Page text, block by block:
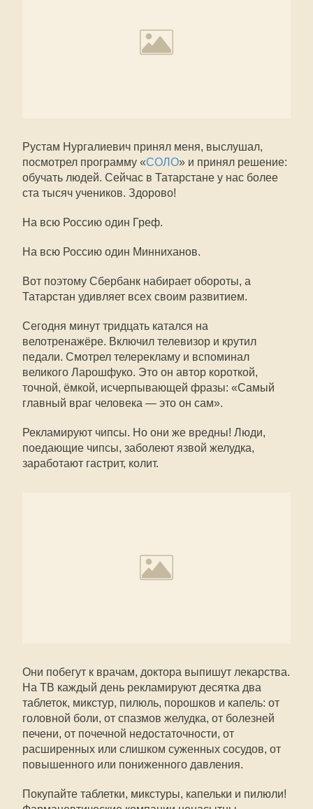
Рустам Нургалиевич принял меня, выслушал,
посмотрел программу «СОЛО» и принял решение:
обучать людей. Сейчас в Татарстане у нас более
ста тысяч учеников. Здорово!
На всю Россию один Греф.
На всю Россию один Минниханов.
Вот поэтому Сбербанк набирает обороты, а
Татарстан удивляет всех своим развитием.
Сегодня минут тридцать катался на
велотренажёре. Включил телевизор и крутил
педали. Смотрел телерекламу и вспоминал
великого Ларошфуко. Это он автор короткой,
точной, ёмкой, исчерпывающей фразы: «Самый
главный враг человека — это он сам».
Рекламируют чипсы. Но они же вредны! Люди,
поедающие чипсы, заболеют язвой желудка,
заработают гастрит, колит.
Они побегут к врачам, доктора выпишут лекарства.
На ТВ каждый день рекламируют десятка два
таблеток, микстур, пилюль, порошков и капель: от
головной боли, от спазмов желудка, от болезней
печени, от почечной недостаточности, от
расширенных или слишком суженных сосудов, от
повышенного или пониженного давления.
Покупайте таблетки, микстуры, капельки и пилюли!